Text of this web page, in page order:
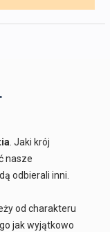
. Jaki krój
nasze
odbierali inni.
od charakteru
jak wyjątkowo